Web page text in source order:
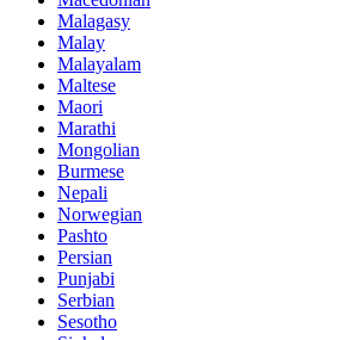
Malagasy
Malay
Malayalam
Maltese
Maori
Marathi
Mongolian
Burmese
Nepali
Norwegian
Pashto
Persian
Punjabi
Serbian
Sesotho